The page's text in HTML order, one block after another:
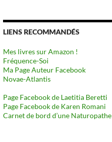
LIENS RECOMMANDÉS
Mes livres sur Amazon !
Fréquence-Soi
Ma Page Auteur Facebook
Novae-Atlantis
Page Facebook de Laetitia Beretti
Page Facebook de Karen Romani
Carnet de bord d’une Naturopathe